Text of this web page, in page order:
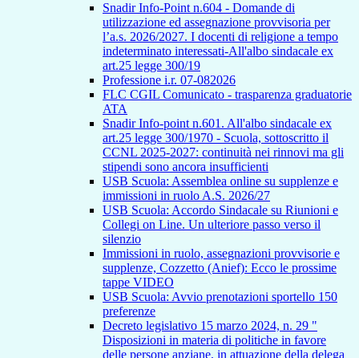
Snadir Info-Point n.604 - Domande di
utilizzazione ed assegnazione provvisoria per
l’a.s. 2026/2027. I docenti di religione a tempo
indeterminato interessati-All'albo sindacale ex
art.25 legge 300/19
Professione i.r. 07-082026
FLC CGIL Comunicato - trasparenza graduatorie
ATA
Snadir Info-point n.601. All'albo sindacale ex
art.25 legge 300/1970 - Scuola, sottoscritto il
CCNL 2025-2027: continuità nei rinnovi ma gli
stipendi sono ancora insufficienti
USB Scuola: Assemblea online su supplenze e
immissioni in ruolo A.S. 2026/27
USB Scuola: Accordo Sindacale su Riunioni e
Collegi on Line. Un ulteriore passo verso il
silenzio
Immissioni in ruolo, assegnazioni provvisorie e
supplenze, Cozzetto (Anief): Ecco le prossime
tappe VIDEO
USB Scuola: Avvio prenotazioni sportello 150
preferenze
Decreto legislativo 15 marzo 2024, n. 29 "
Disposizioni in materia di politiche in favore
delle persone anziane, in attuazione della delega